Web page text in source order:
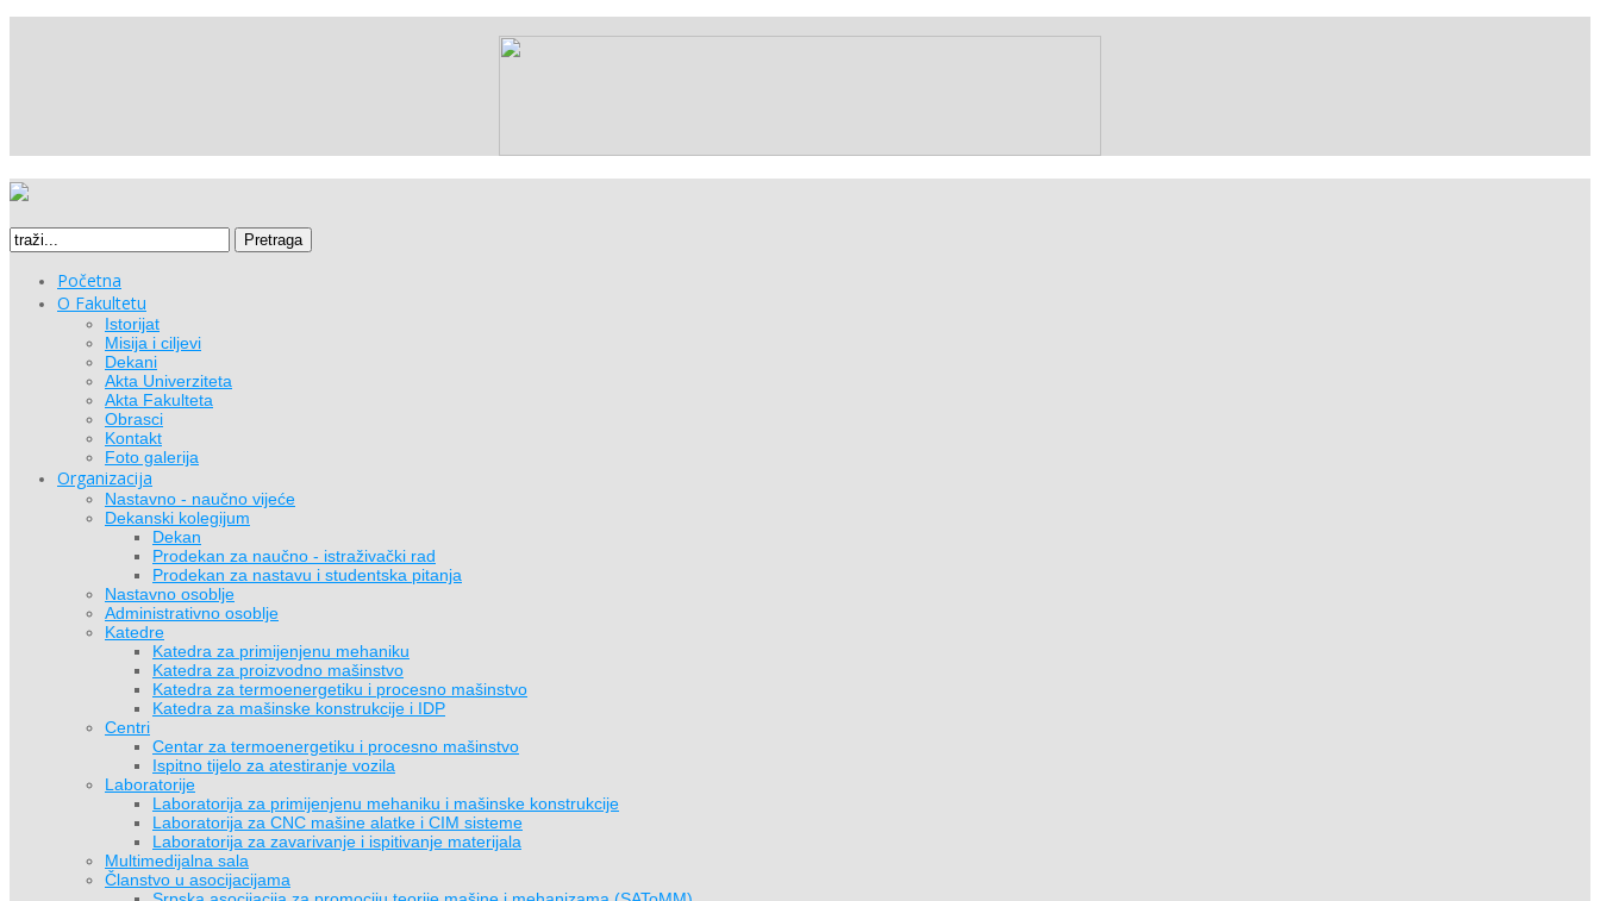
Pretraga
Početna
O Fakultetu
Istorijat
Misija i ciljevi
Dekani
Akta Univerziteta
Akta Fakulteta
Obrasci
Kontakt
Foto galerija
Organizacija
Nastavno - naučno vijeće
Dekanski kolegijum
Dekan
Prodekan za naučno - istraživački rad
Prodekan za nastavu i studentska pitanja
Nastavno osoblje
Administrativno osoblje
Katedre
Katedra za primijenjenu mehaniku
Katedra za proizvodno mašinstvo
Katedra za termoenergetiku i procesno mašinstvo
Katedra za mašinske konstrukcije i IDP
Centri
Centar za termoenergetiku i procesno mašinstvo
Ispitno tijelo za atestiranje vozila
Laboratorije
Laboratorija za primijenjenu mehaniku i mašinske konstrukcije
Laboratorija za CNC mašine alatke i CIM sisteme
Laboratorija za zavarivanje i ispitivanje materijala
Multimedijalna sala
Članstvo u asocijacijama